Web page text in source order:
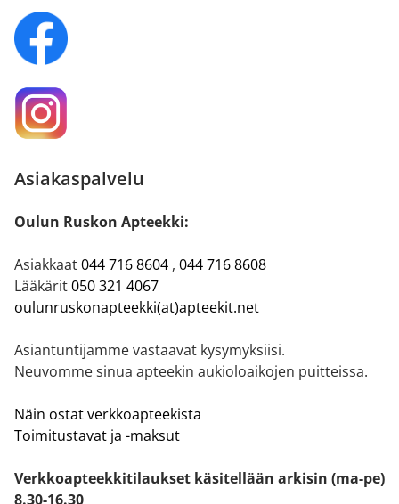
Asiakaspalvelu
Oulun Ruskon Apteekki:
Asiakkaat044 716 8604 , 044 716 8608
Lääkärit050 321 4067
oulunruskonapteekki(at)apteekit.net
Asiantuntijamme vastaavat kysymyksiisi.
Neuvomme sinua apteekin aukioloaikojen puitteissa.
Näin ostat verkkoapteekista
Toimitustavat ja -maksut
Verkkoapteekkitilaukset käsitellään arkisin (ma-pe)
8.30-16.30